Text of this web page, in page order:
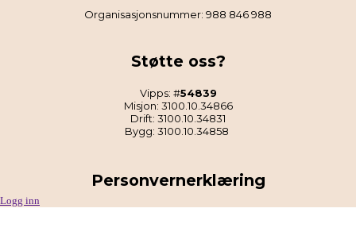
Organisasjonsnummer: 988 846 988
Støtte oss?
Vipps: #54839
Misjon: 3100.10.34866
Drift: 3100.10.34831
Bygg: 3100.10.34858
Personvernerklæring
Les Norkirken Vennesla sin personvernerklæring.
Logg inn